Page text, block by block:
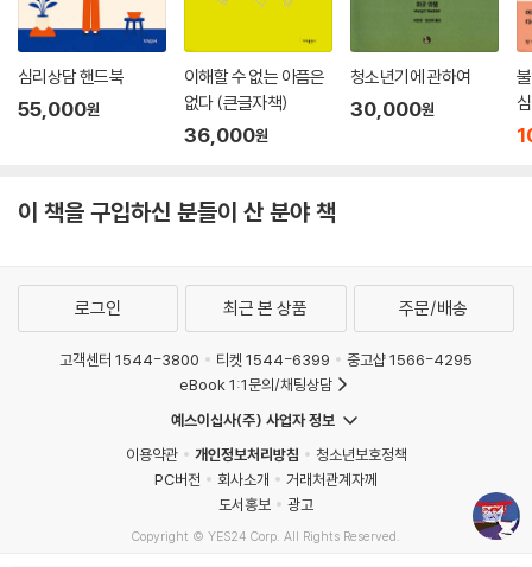
심리상담 핸드북
55,000원
이해할 수 없는 아픔은
없다 (큰글자책)
36,000원
청소년기에 관하여
30,000원
이 책을 구입하신 분들이 산 분야 책
로그인 최근 본 상품 주문/배송
고객센터 1544-3800 티켓 1544-6399
중고샵 1566-4295
eBook 1:1문의/채팅상담
예스이십사(주) 사업자 정보
이용약관
개인정보처리방침
청소년보호정책
PC버전
회사소개
거래처관계자께
도서홍보
광고
Copyright © YES24 Corp. All Rights Reserved.